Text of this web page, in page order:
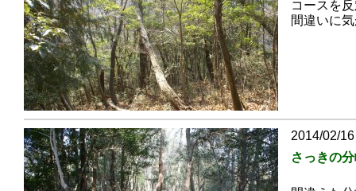
コースを
間違いに
2014/02/
さっきの